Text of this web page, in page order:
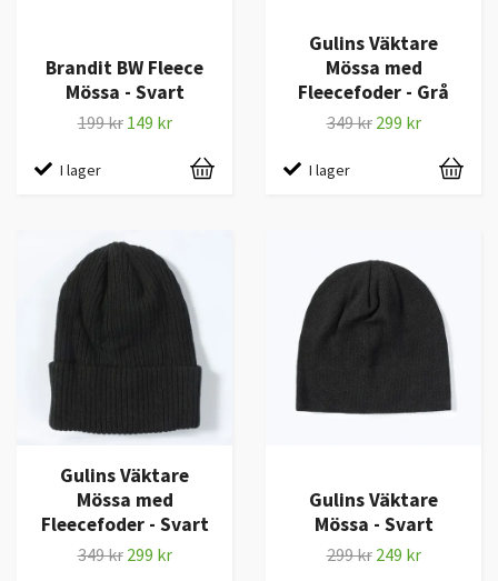
Brandit BW Fleece
Mössa - Svart
199 kr 149 kr
I lager
Gulins Väktare
Mössa med
Fleecefoder - Grå
349 kr 299 kr
I lager
Gulins Väktare
Mössa med
Fleecefoder - Svart
349 kr 299 kr
Gulins Väktare
Mössa - Svart
299 kr 249 kr